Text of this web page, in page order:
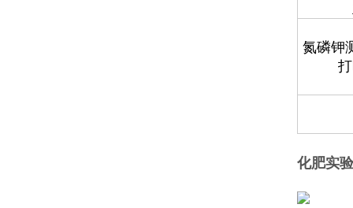
氮磷钾
化肥实